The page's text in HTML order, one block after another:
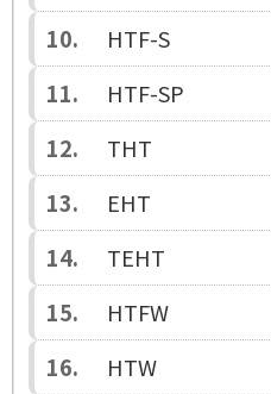
HTF-S
HTF-SP
THT
EHT
TEHT
HTFW
HTW